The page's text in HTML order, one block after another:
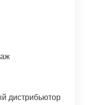
дистрибьютор